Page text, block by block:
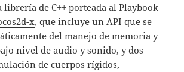
de C++ porteada al Playbook
x, que incluye un API que se
del manejo de memoria y
nivel de audio y sonido, y dos
de cuerpos rígidos,